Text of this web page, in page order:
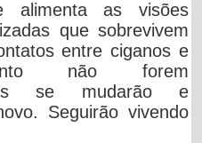
alimenta as visões
que sobrevivem
entre ciganos e
não forem
se mudarão e
Seguirão vivendo